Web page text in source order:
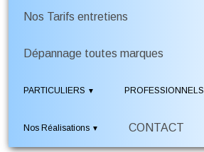
Nos Tarifs entretiens
Dépannage toutes marques
PARTICULIERS ▼ PROFESSIONNELS
Nos Réalisations ▼ CONTACT